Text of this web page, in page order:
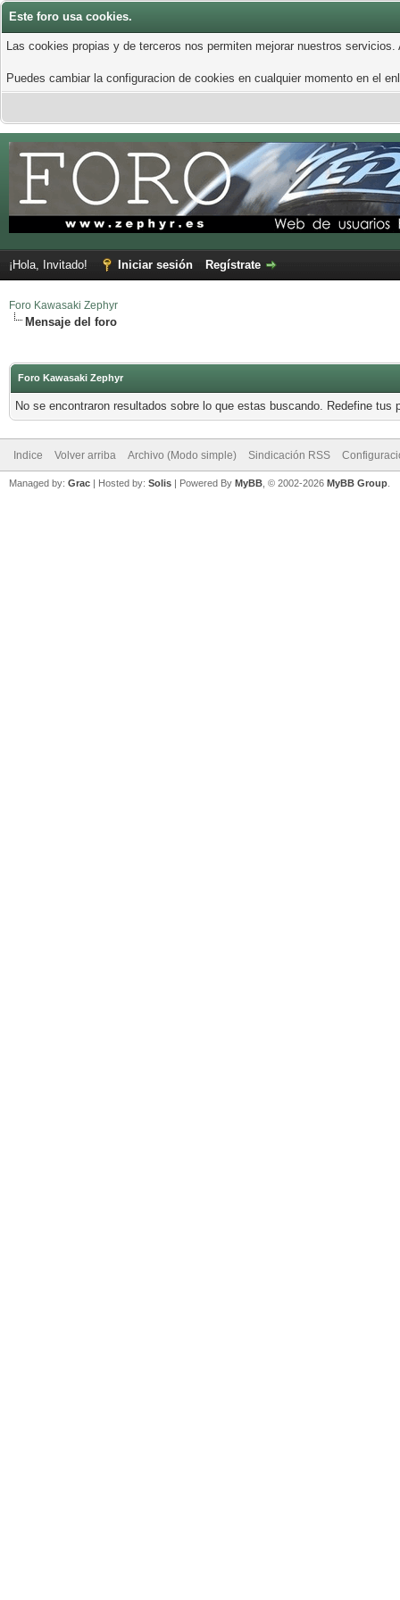
Este foro usa cookies.
Las cookies propias y de terceros nos permiten mejorar nuestros
Puedes cambiar la configuracion de cookies en cualquier momento en el
¡Hola, Invitado! Iniciar sesión Regístrate
Foro Kawasaki Zephyr
Mensaje del foro
Foro Kawasaki Zephyr
No se encontraron resultados sobre lo que estas buscando. Redefine tus
Indice Volver arriba Archivo (Modo simple) Sindicación RSS
Managed by: Grac | Hosted by: Solis | Powered By MyBB , © 2002-2026 MyBB Group